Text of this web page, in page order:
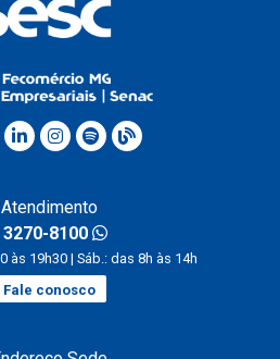
Atendimento
8100
às 19h30 | Sáb.: das 8h às 14h
Fale conosco